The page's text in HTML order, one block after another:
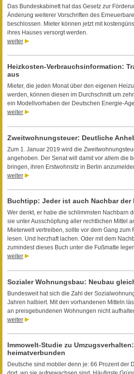
Das Bundeskabinett hat das Gesetz zur
Änderung weiterer Vorschriften des
beschlossen. Mieter können jetzt mit
ihres Hauses versorgt werden.
weiter
Heizkosten-Verbrauchsinformation:
aus
Mieter, die jeden Monat über den eigenen
werden, können diesen im Durchschnitt um
ein Modellvorhaben der Deutschen Energie-
weiter
Zweitwohnungsteuer: Deutliche
Zum 1. Januar 2019 wird die
angehoben. Der Senat will damit vor allem die
bringen, ihren Erstwohnsitz in Berlin
weiter
Buchtipp: Jeder ist auch Nachbar der
Wer denkt, er habe die schlimmsten Nachbarn
sie unter Ausschöpfung aller rechtlichen Mittel
Mieterwelt vertreiben, sollte vor dem Gang zum
lesen. Und herzhaft lachen. Oder mit dem
zumindest dieses Buch unter die Fußmatte
weiter
Sozialer Wohnungsbau: Neubau
Bundesweit hat sich die Zahl der
Jahren halbiert. Mit den vorhandenen Mitteln
an preisgebundenen Wohnungen nicht
weiter
Immowelt-Studie zu
heimatverbunden
Deutsche sind mobiler denn je: 66 Prozent der